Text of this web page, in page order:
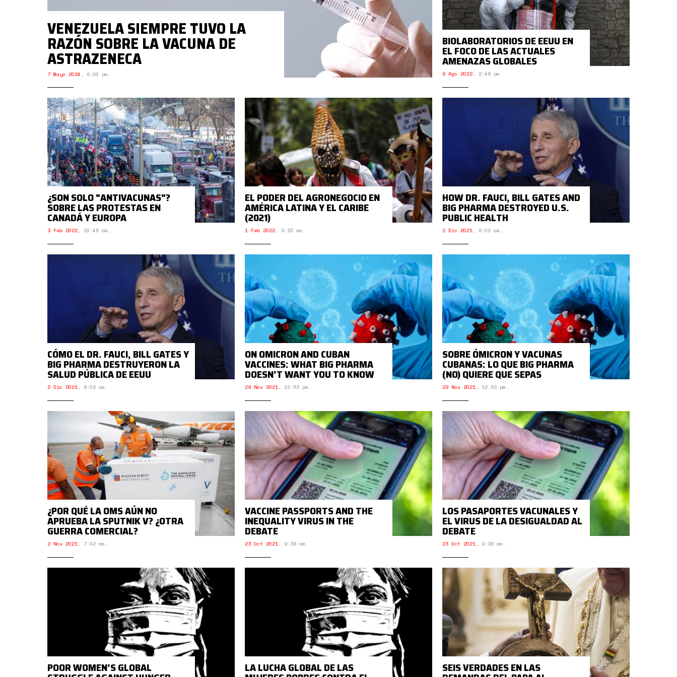
VENEZUELA SIEMPRE TUVO LA
RAZÓN SOBRE LA VACUNA DE
ASTRAZENECA
7 Mayo 2024 , 6:00 pm.
BIOLABORATORIOS DE EEUU EN
EL FOCO DE LAS ACTUALES
AMENAZAS GLOBALES
9 Ago 2022, 2:48 pm.
¿SON SOLO "ANTIVACUNAS"?
SOBRE LAS PROTESTAS EN
CANADÁ Y EUROPA
3 Feb 2022, 10:45 am.
EL PODER DEL AGRONEGOCIO EN
AMÉRICA LATINA Y EL CARIBE
(2021)
1 Feb 2022, 9:32 am.
HOW DR. FAUCI, BILL GATES AND
BIG PHARMA DESTROYED U.S.
PUBLIC HEALTH
2 Dic 2021, 8:02 am.
CÓMO EL DR. FAUCI, BILL GATES Y
BIG PHARMA DESTRUYERON LA
SALUD PÚBLICA DE EEUU
2 Dic 2021, 8:02 am.
ON OMICRON AND CUBAN
VACCINES: WHAT BIG PHARMA
DOESN’T WANT YOU TO KNOW
29 Nov 2021, 12:53 pm.
SOBRE ÓMICRON Y VACUNAS
CUBANAS: LO QUE BIG PHARMA
(NO) QUIERE QUE SEPAS
29 Nov 2021, 12:53 pm.
¿POR QUÉ LA OMS AÚN NO
APRUEBA LA SPUTNIK V? ¿OTRA
GUERRA COMERCIAL?
2 Nov 2021, 7:42 am.
VACCINE PASSPORTS AND THE
INEQUALITY VIRUS IN THE
DEBATE
23 Oct 2021, 9:38 am.
LOS PASAPORTES VACUNALES Y
EL VIRUS DE LA DESIGUALDAD AL
DEBATE
23 Oct 2021, 9:38 am.
POOR WOMEN’S GLOBAL LA LUCHA GLOBAL DE LAS SEIS VERDADES EN LAS